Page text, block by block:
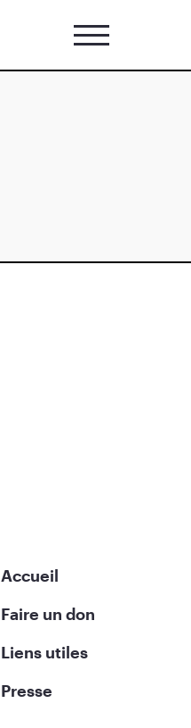
Accueil
Faire un don
Liens utiles
Presse